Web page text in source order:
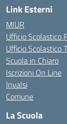
Link Esterni
MIUR
Ufficio Scolastico
Ufficio Scolastico
Scuola in Chiaro
Iscrizioni On Line
Invalsi
Comune
La Scuola